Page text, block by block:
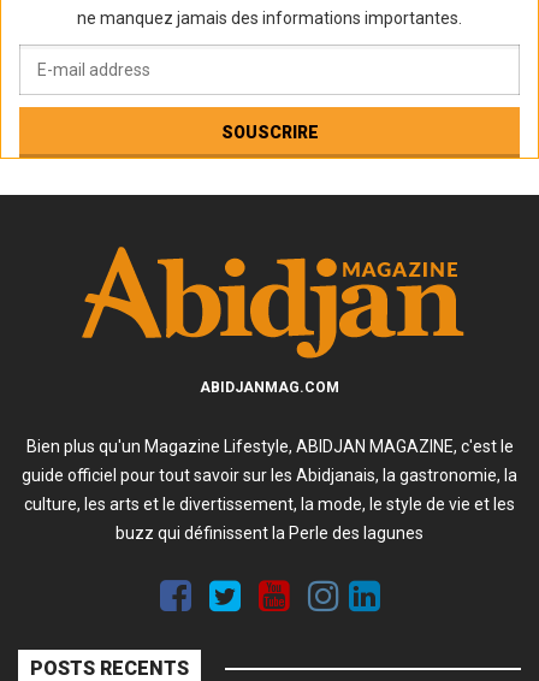
ne manquez jamais des informations importantes.
ABIDJANMAG.COM
Bien plus qu'un Magazine Lifestyle, ABIDJAN MAGAZINE, c'est le
guide officiel pour tout savoir sur les Abidjanais, la gastronomie, la
culture, les arts et le divertissement, la mode, le style de vie et les
buzz qui définissent la Perle des lagunes
POSTS RECENTS